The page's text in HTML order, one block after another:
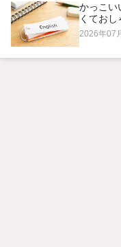
かっこい
くてお
2026年07